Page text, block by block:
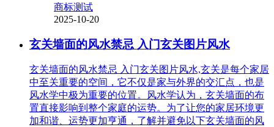
商标测试
2025-10-20
玄关墙面的风水禁忌 入门玄关图片风水
玄关墙面的风水禁忌 入门玄关图片风水,玄关是每个家居
中至关重要的空间，它不仅是家与外界的交汇点，也是
风水学中极为重要的位置。风水学认为，玄关墙面的布
置直接影响到整个家庭的运势。为了让您的家居环境更
加和谐、运势更加亨通，了解并避免以下玄关墙面的风